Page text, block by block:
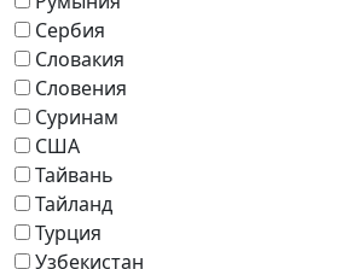
Сербия
Словакия
Словения
Суринам
США
Тайвань
Тайланд
Турция
Узбекистан